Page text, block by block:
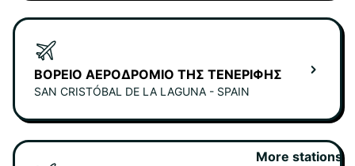
ΒΌΡΕΙΟ ΑΕΡΟΔΡΌΜΙΟ ΤΗΣ ΤΕΝΕΡΊΦΗΣ
SAN CRISTÓBAL DE LA LAGUNA - SPAIN
More stations